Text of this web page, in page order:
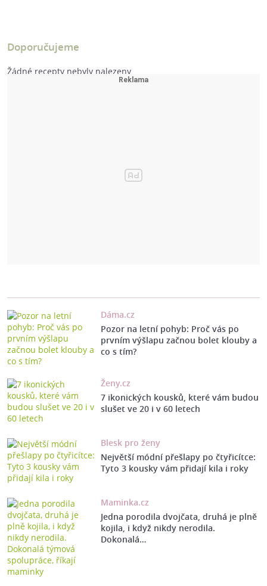
Doporučujeme
Žádné recepty nebyly nalezeny
Dáma.cz
Pozor na letní pohyb: Proč vás po
prvním výšlapu začnou bolet klouby a
co s tím?
Ženy.cz
7 ikonických kousků, které vám budou
slušet ve 20 i v 60 letech
Blesk pro ženy
Největší módní přešlapy po čtyřicítce:
Tyto 3 kousky vám přidají kila i roky
Maminka.cz
Jedna porodila dvojčata, druhá je plně
kojila, i když nikdy nerodila.
Dokonalá…